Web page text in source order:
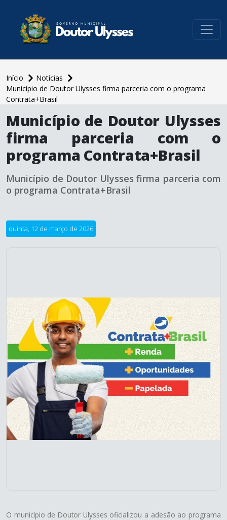
Início
Notícias
Município de Doutor Ulysses firma parceria com o programa
Contrata+Brasil
principal
Município de Doutor Ulysses
firma parceria com o
programa Contrata+Brasil
Município de Doutor Ulysses firma parceria com
o programa Contrata+Brasil
quinta, 12 de março de 2026
O município de Doutor Ulysses oficializou a adesão ao programa